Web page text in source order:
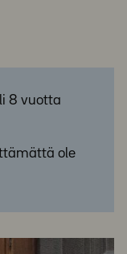
8 vuotta
ole